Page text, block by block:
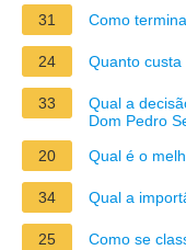
31 Como
24 Quanto
33
Qual a
Dom Pedro
20
Qual é o
34 Qual a
25 Como se